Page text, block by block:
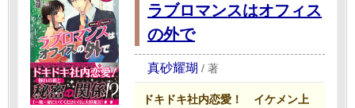
ラブロマンスはオフィス
の外で
真砂耀瑚 / 著
ドキドキ社内恋愛！ イケメン上